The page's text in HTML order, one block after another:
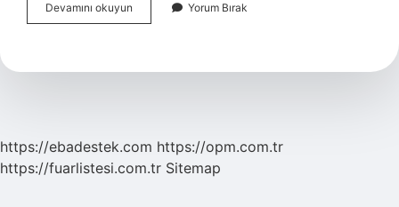
Devamını okuyun
Yıldızı
Yorum Bırak
https://ebadestek.com https://opm.com.tr
https://fuarlistesi.com.tr Sitemap